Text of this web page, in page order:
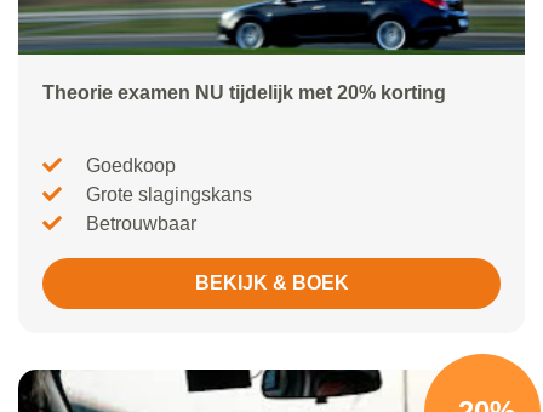
Theorie examen NU tijdelijk met 20% korting
Goedkoop
Grote slagingskans
Betrouwbaar
BEKIJK & BOEK